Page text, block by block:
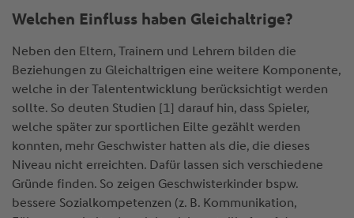
Welchen Einfluss haben Gleichaltrige?
Neben den Eltern, Trainern und Lehrern bilden die
Beziehungen zu Gleichaltrigen eine weitere Komponente,
welche in der Talententwicklung berücksichtigt werden
sollte. So deuten Studien [1] darauf hin, dass Spieler,
welche später zur sportlichen Eilte gezählt werden
konnten, mehr Geschwister hatten als die, die dieses
Niveau nicht erreichten. Dafür lassen sich verschiedene
Gründe finden. So zeigen Geschwisterkinder bspw.
bessere Sozialkompetenzen (z. B. Kommunikation,